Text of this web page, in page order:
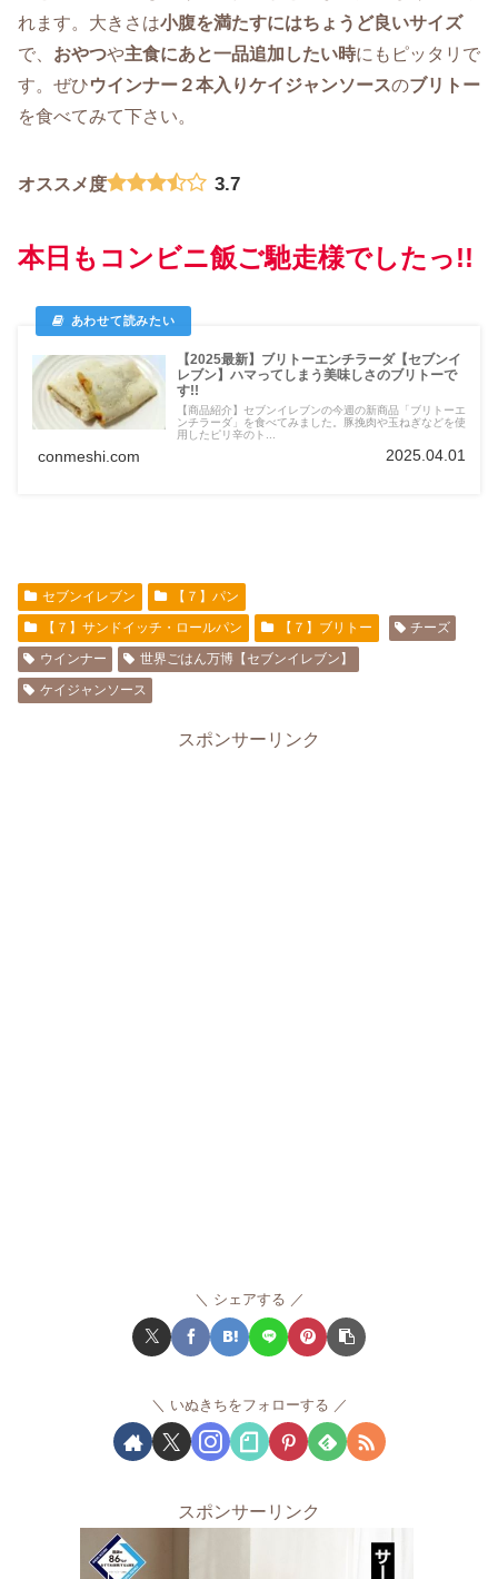
れます。大きさは小腹を満たすにはちょうど良いサイズ
で、 おやつや主食にあと一品追加したい時にもピッタリで
す。ぜひウインナー２本入りケイジャンソースのブリトー
を食べてみて下さい。
オススメ度 3.7
本日もコンビニ飯ご馳走様でしたっ!!
【2025最新】ブリトーエンチラーダ【セブンイ
レブン】ハマってしまう美味しさのブリトーで
す!!
【商品紹介】セブンイレブンの今週の新商品「ブリトーエ
ンチラーダ」を食べてみました。豚挽肉や玉ねぎなどを使
用したピリ辛のト...
conmeshi.com 2025.04.01
セブンイレブン
【７】パン
【７】サンドイッチ・ロールパン
【７】ブリトー
チーズ
ウインナー
世界ごはん万博【セブンイレブン】
ケイジャンソース
スポンサーリンク
シェアする
いぬきちをフォローする
スポンサーリンク